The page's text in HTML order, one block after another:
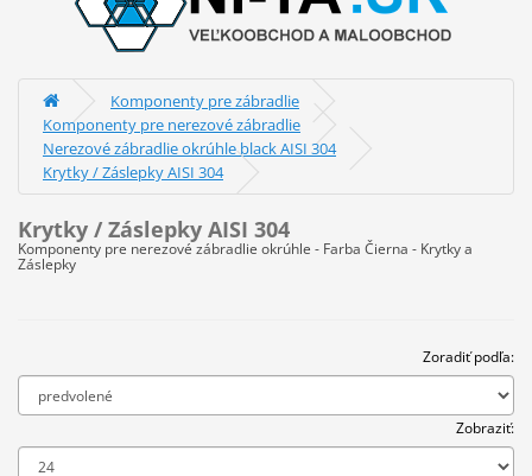
Komponenty pre zábradlie
Komponenty pre nerezové zábradlie
Nerezové zábradlie okrúhle black AISI 304
Krytky / Záslepky AISI 304
Krytky / Záslepky AISI 304
Komponenty pre nerezové zábradlie okrúhle - Farba Čierna - Krytky a
Záslepky
Zoradiť podľa:
Zobraziť: